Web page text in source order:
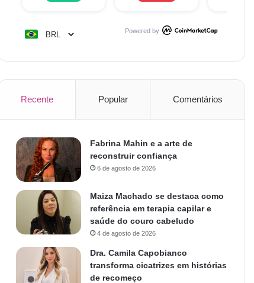
Powered by
Recente Popular Comentários
Fabrina Mahin e a arte de
reconstruir confiança
6 de agosto de 2026
Maiza Machado se destaca como
referência em terapia capilar e
saúde do couro cabeludo
4 de agosto de 2026
Dra. Camila Capobianco
transforma cicatrizes em histórias
de recomeço